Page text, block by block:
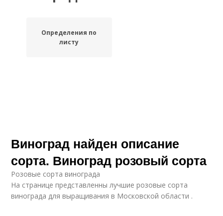
Определения по
листу
Виноград найден описание
сорта. Виноград розовый сорта
Розовые сорта винограда
На странице представленны лучшие розовые сорта
винограда для выращивания в Московской области .